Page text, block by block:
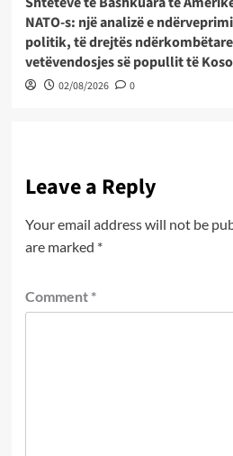
NATO-s: një analizë e
politik, të drejtës ndërkombëtare
vetëvendosjes së popullit të
02/08/2026 0
Leave a Reply
Your email address will not be
are marked *
Comment *